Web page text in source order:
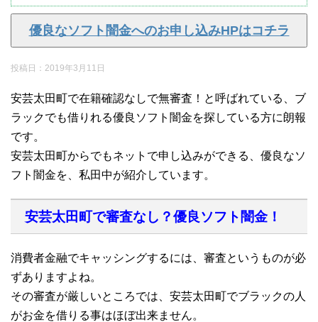
優良なソフト闇金へのお申し込みHPはコチラ
投稿日： 2019年3月11日
安芸太田町で在籍確認なしで無審査！と呼ばれている、ブ
ラックでも借りれる優良ソフト闇金を探している方に朗報
です。
安芸太田町からでもネットで申し込みができる、優良なソ
フト闇金を、私田中が紹介しています。
安芸太田町で審査なし？優良ソフト闇金！
消費者金融でキャッシングするには、審査というものが必
ずありますよね。
その審査が厳しいところでは、安芸太田町でブラックの人
がお金を借りる事はほぼ出来ません。